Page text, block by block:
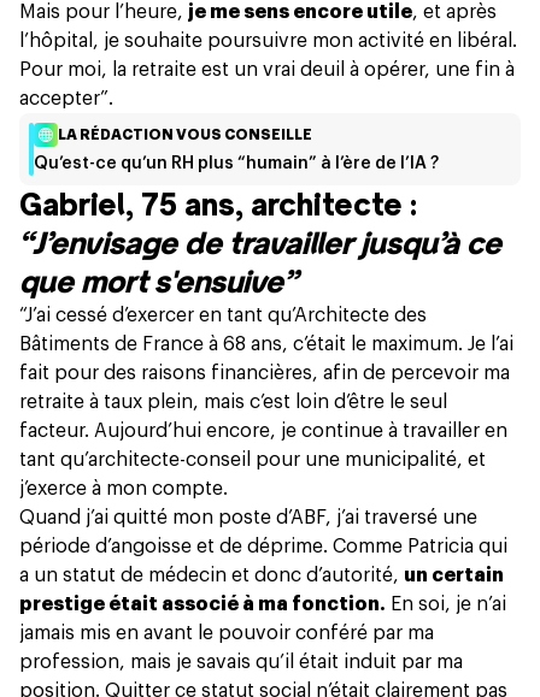
Mais pour l’heure, je me sens encore utile, et après
l’hôpital, je souhaite poursuivre mon activité en libéral.
Pour moi, la retraite est un vrai deuil à opérer, une fin à
accepter”.
LA RÉDACTION VOUS CONSEILLE
Qu’est-ce qu’un RH plus “humain” à l’ère de l’IA ?
Gabriel, 75 ans, architecte :
“J’envisage de travailler jusqu’à ce
que mort s'ensuive”
“J’ai cessé d’exercer en tant qu’Architecte des
Bâtiments de France à 68 ans, c’était le maximum. Je l’ai
fait pour des raisons financières, afin de percevoir ma
retraite à taux plein, mais c’est loin d’être le seul
facteur. Aujourd’hui encore, je continue à travailler en
tant qu’architecte-conseil pour une municipalité, et
j’exerce à mon compte.
Quand j’ai quitté mon poste d’ABF, j’ai traversé une
période d’angoisse et de déprime. Comme Patricia qui
a un statut de médecin et donc d’autorité, un certain
prestige était associé à ma fonction. En soi, je n’ai
jamais mis en avant le pouvoir conféré par ma
profession, mais je savais qu’il était induit par ma
position. Quitter ce statut social n’était clairement pas